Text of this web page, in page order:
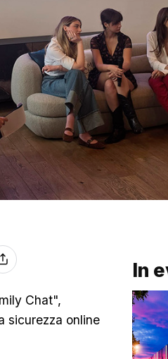
Chat",
sicurezza online
In